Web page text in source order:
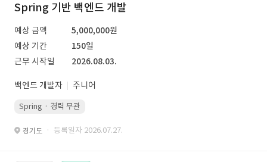
Spring 기반 백엔드 개발
예상 금액
5,000,000원
예상 기간
150일
근무 시작일
2026.08.03.
백엔드 개발자 주니어
Spring · 경력 무관
경기도 · 등록일자 2026.07.27.